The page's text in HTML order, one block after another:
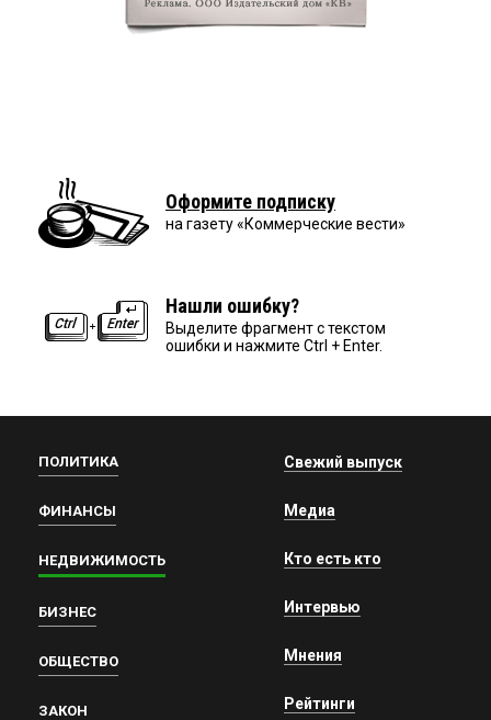
Оформите подписку
на газету «Коммерческие вести»
Нашли ошибку?
Выделите фрагмент с текстом
ошибки и нажмите Ctrl + Enter.
ПОЛИТИКА
ФИНАНСЫ
НЕДВИЖИМОСТЬ
БИЗНЕС
ОБЩЕСТВО
ЗАКОН
Свежий выпуск
Медиа
Кто есть кто
Интервью
Мнения
Рейтинги